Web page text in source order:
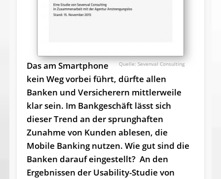
Sevenval Consulting
Das am Smartphone
kein Weg vorbei führt, dürfte allen
Banken und Versicherern mittlerweile
klar sein. Im Bankgeschäft lässt sich
dieser Trend an der sprunghaften
Zunahme von Kunden ablesen, die
Mobile Banking nutzen. Wie gut sind die
Banken darauf eingestellt? An den
Ergebnissen der Usability-Studie von